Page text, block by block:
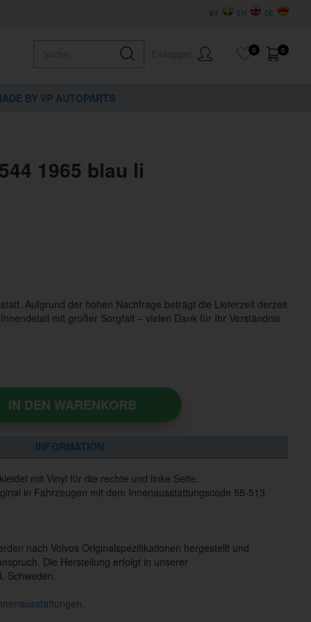
DE
EN
SV
0
0
BY VP AUTOPARTS
1965 blau li
Aufgrund der hohen Nachfrage beträgt die Lieferzeit derzeit
mit großer Sorgfalt – vielen Dank für Ihr Verständnis
IN DEN WARENKORB
INFORMATION
mit Vinyl für die rechte und linke Seite.
in Fahrzeugen mit dem Innenausstattungscode 55-513
nach Volvos Originalspezifikationen hergestellt und
Die Herstellung erfolgt in unserer
Schweden.